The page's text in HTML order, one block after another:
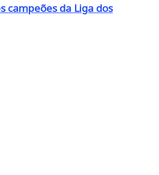
campeões da Liga dos